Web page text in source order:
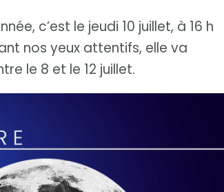
c’est le jeudi 10 juillet, à 16 h
nos yeux attentifs, elle va
le 8 et le 12 juillet.